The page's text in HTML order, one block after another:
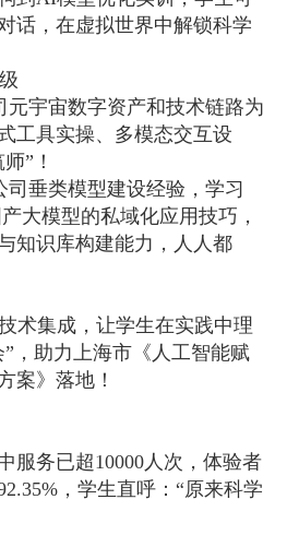
话，在虚拟世界中解锁科学
元宇宙数字资产和技术链路为
工具实操、多模态交互设
”！
司垂类模型建设经验，学习
大模型的私域化应用技巧，
知识库构建能力，人人都
术集成，让学生在实践中理
，助力上海市《人工智能赋
案》落地！
服务已超10000人次，体验者
，学生直呼：“原来科学